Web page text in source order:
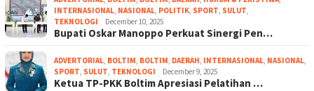
INTERNASIONAL, NASIONAL, POLITIK, SPORT, SULUT,
TEKNOLOGI
December 10, 2025
Bupati Oskar Manoppo Perkuat Sinergi Pen…
ADVERTORIAL, BOLTIM, BOLTIM, DAERAH, INTERNASIONAL, NASIONAL,
SPORT, SULUT, TEKNOLOGI December 9, 2025
Ketua TP-PKK Boltim Apresiasi Pelatihan …